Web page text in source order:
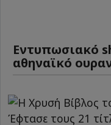
Εντυπωσιακό
αθηναϊκό